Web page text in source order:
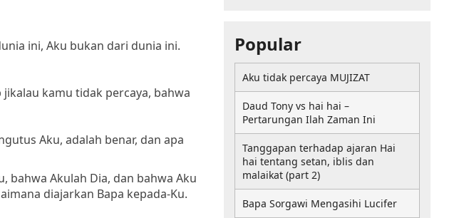
ini, Aku bukan dari dunia ini.
kamu tidak percaya, bahwa
Aku, adalah benar, dan apa
bahwa Akulah Dia, dan bahwa Aku
diajarkan Bapa kepada-Ku.
Popular
Aku tidak percaya MUJIZAT
Daud Tony vs hai hai –
Pertarungan Ilah Zaman Ini
Tanggapan terhadap ajaran Hai
hai tentang setan, iblis dan
malaikat (part 2)
Bapa Sorgawi Mengasihi Lucifer